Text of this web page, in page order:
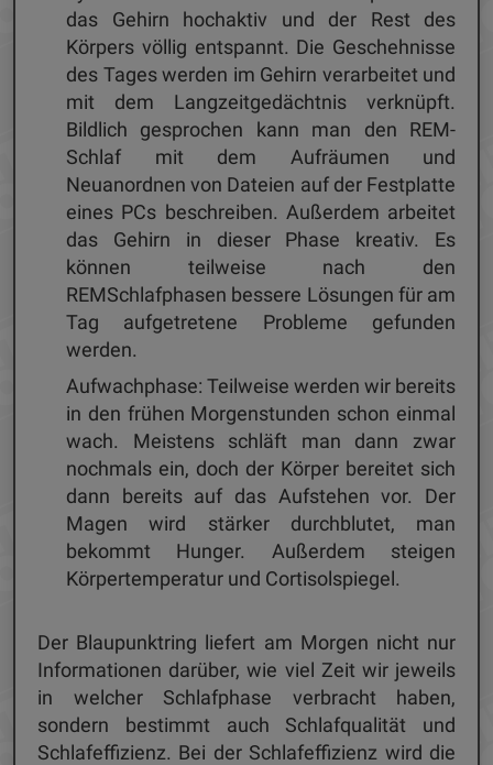
das Gehirn hochaktiv und der Rest des
Körpers völlig entspannt. Die Geschehnisse
des Tages werden im Gehirn verarbeitet und
mit dem Langzeitgedächtnis verknüpft.
Bildlich gesprochen kann man den REM-
Schlaf mit dem Aufräumen und
Neuanordnen von Dateien auf der Festplatte
eines PCs beschreiben. Außerdem arbeitet
das Gehirn in dieser Phase kreativ. Es
können teilweise nach den
REMSchlafphasen bessere Lösungen für am
Tag aufgetretene Probleme gefunden
werden.
Aufwachphase: Teilweise werden wir bereits
in den frühen Morgenstunden schon einmal
wach. Meistens schläft man dann zwar
nochmals ein, doch der Körper bereitet sich
dann bereits auf das Aufstehen vor. Der
Magen wird stärker durchblutet, man
bekommt Hunger. Außerdem steigen
Körpertemperatur und Cortisolspiegel.
Der Blaupunktring liefert am Morgen nicht nur
Informationen darüber, wie viel Zeit wir jeweils
in welcher Schlafphase verbracht haben,
sondern bestimmt auch Schlafqualität und
Schlafeffizienz. Bei der Schlafeffizienz wird die